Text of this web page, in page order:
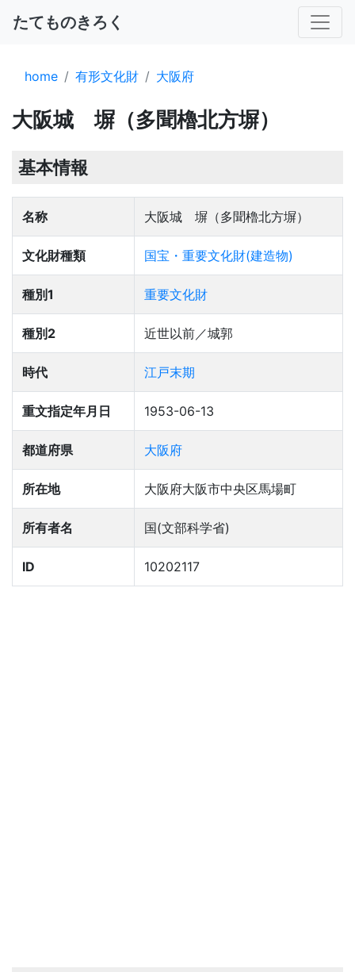
たてものきろく
home 有形文化財 大阪府
大阪城 塀（多聞櫓北方塀）
基本情報
名称 大阪城 塀（多聞櫓北方塀）
文化財種類 国宝・重要文化財(建造物)
種別1 重要文化財
種別2 近世以前／城郭
時代 江戸末期
重文指定年月日 1953-06-13
都道府県 大阪府
所在地 大阪府大阪市中央区馬場町
所有者名 国(文部科学省)
ID 10202117